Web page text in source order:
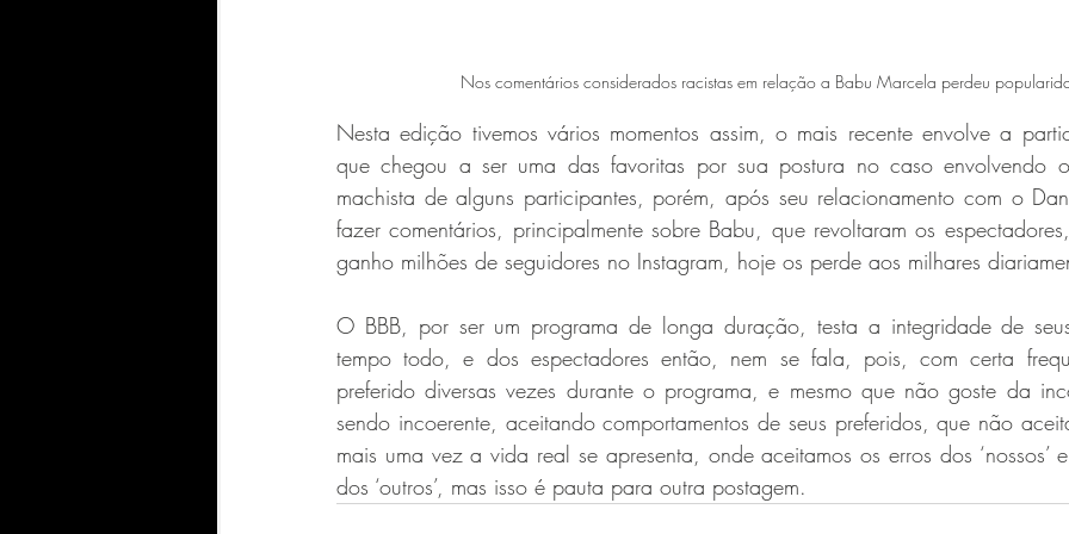
Nos comentários considerados racistas em relação a Babu Marcela perdeu
Nesta edição tivemos vários momentos assim, o mais recente envolve a
que chegou a ser uma das favoritas por sua postura no caso envolvendo
machista de alguns participantes, porém, após seu relacionamento com o
fazer comentários, principalmente sobre Babu, que revoltaram os
ganho milhões de seguidores no Instagram, hoje os perde aos milhares
O BBB, por ser um programa de longa duração, testa a integridade de
tempo todo, e dos espectadores então, nem se fala, pois, com certa
preferido diversas vezes durante o programa, e mesmo que não goste da
sendo incoerente, aceitando comportamentos de seus preferidos, que não
mais uma vez a vida real se apresenta, onde aceitamos os erros dos ‘nossos’
dos ‘outros’, mas isso é pauta para outra postagem.